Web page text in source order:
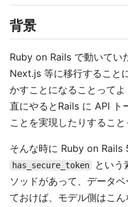
背景
Ruby on Rails で動いてい
Next.js 等に移行すること
かすことになることって
直にやるとRails に API ト
ことを実現したりするこ
そんな時に Ruby on Rails
has_secure_token
という
ソッドがあって、データベ
ておけば、モデル側はこ